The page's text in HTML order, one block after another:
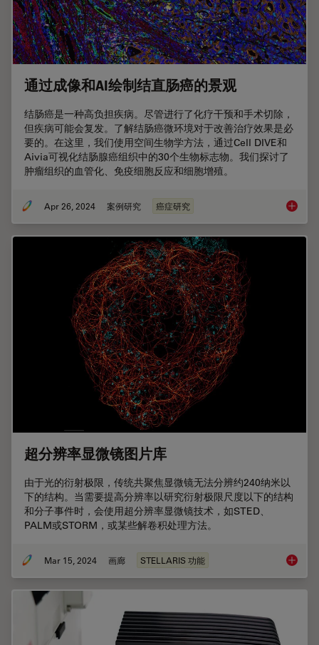
通过成像和AI绘制结直肠癌的景观
结肠癌是一种高负担疾病。尽管进行了化疗干预和手术切除，
但疾病可能会复发。了解结肠癌微环境对于改善治疗效果是必
要的。在这里，我们使用空间生物学方法，通过Cell DIVE和
Aivia可视化结肠腺癌组织中的30个生物标志物。我们探讨了
肿瘤组织的血管化、免疫细胞反应和细胞增殖。
Apr 26, 2024 案例研究 癌症研究 通过成
超分辨率显微镜图片库
由于光的衍射极限，传统共聚焦显微镜无法分辨约240纳米以
下的结构。当需要提高分辨率以研究衍射极限尺度以下的结构
和分子事件时，会使用超分辨率显微镜技术，如STED、
PALM或STORM，或某些解卷积处理方法。
Mar 15, 2024 画廊 STELLARIS 功能 超分辨